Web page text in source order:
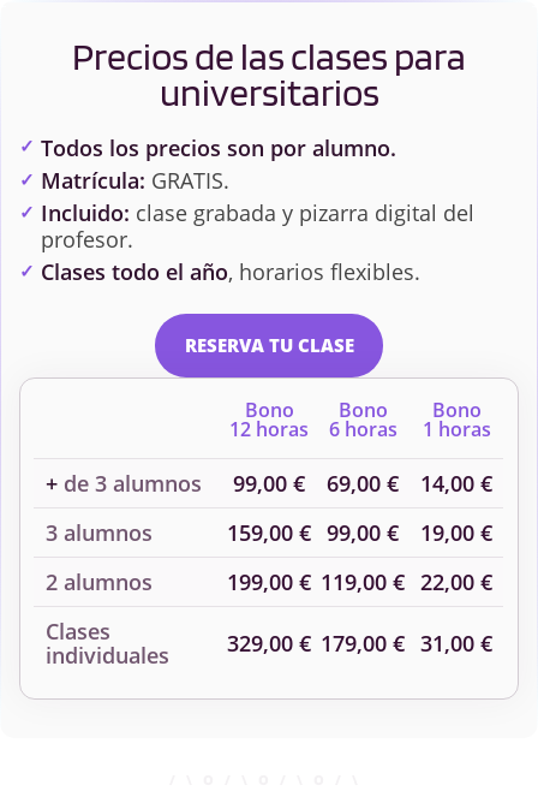
Ingeniería de Fluidos Ingeniería Térmica
Mecánica de Fluidos Química
Precios de las clases para
universitarios
Todos los precios son por alumno.
Matrícula: GRATIS.
Incluido: clase grabada y pizarra digital del
profesor.
Clases todo el año, horarios flexibles.
RESERVA TU CLASE
Bono
12 horas
Bono
6 horas
Bono
1 horas
+ de 3 alumnos 99,00 € 69,00 €
14,00 €
3 alumnos
159,00 € 99,00 €
19,00 €
2 alumnos
199,00 € 119,00 € 22,00 €
Clases
individuales
329,00 € 179,00 € 31,00 €